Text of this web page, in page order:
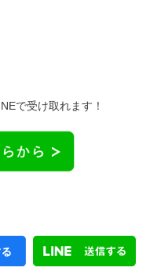
で受け取れます！